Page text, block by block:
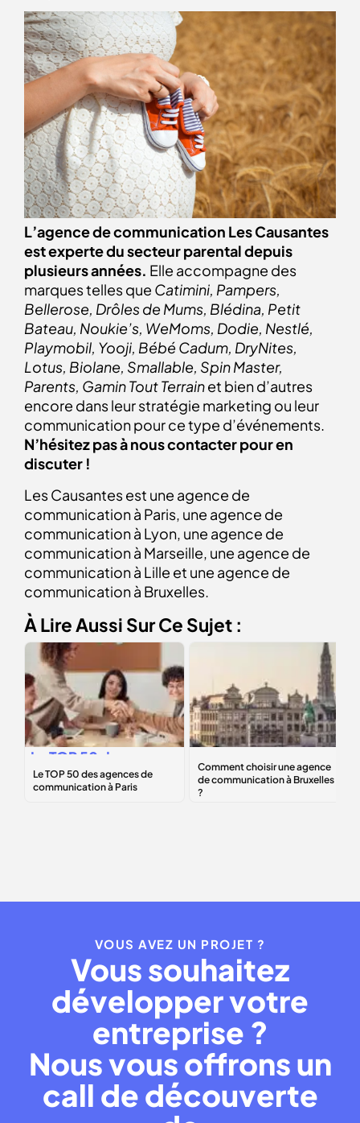
L’agence de communication Les Causantes
est experte du secteur parental depuis
plusieurs années. Elle accompagne des
marques telles que Catimini, Pampers,
Bellerose, Drôles de Mums, Blédina, Petit
Bateau, Noukie’s, WeMoms, Dodie, Nestlé,
Playmobil, Yooji, Bébé Cadum, DryNites,
Lotus, Biolane, Smallable, Spin Master,
Parents, Gamin Tout Terrainet bien d’autres
encore dans leur stratégie marketing ou leur
communication pour ce type d’événements.
N’hésitez pas à nous contacter pour en
discuter !
Les Causantes est une agence de
communication à Paris, une agence de
communication à Lyon, une agence de
communication à Marseille, une agence de
communication à Lille et une agence de
communication à Bruxelles.
À Lire Aussi Sur Ce Sujet :
Le TOP 50 des
agences de
communication à
une agence de
communication à
VOUS AVEZ UN PROJET ?
Vous souhaitez
développer votre
entreprise ?
Nous vous offrons un
call de découverte